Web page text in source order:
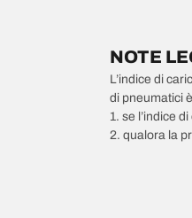
NOTE
L’indice di
di pneumatici
1. se l’indice
2. qualora la